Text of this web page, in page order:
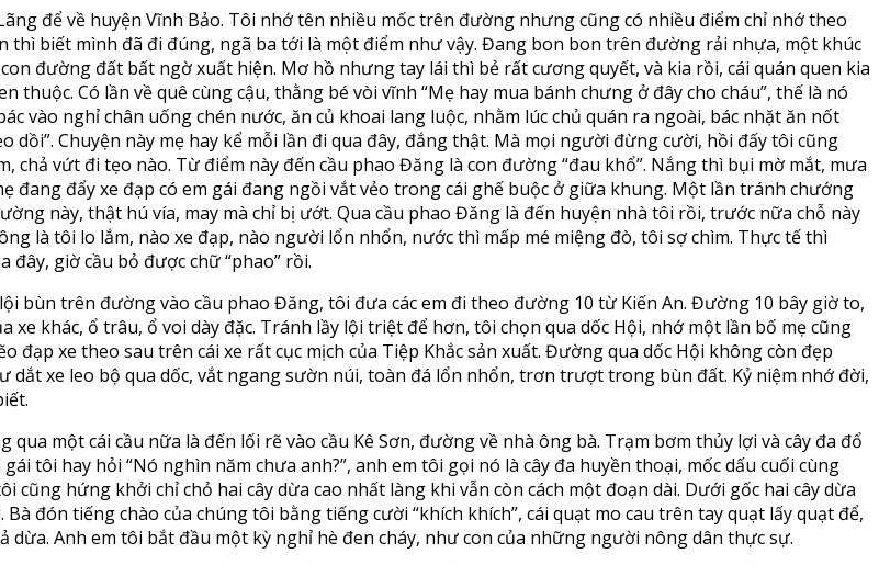
để về huyện Vĩnh Bảo. Tôi nhớ tên nhiều mốc trên đường nhưng cũng có nhiều điểm chỉ nhớ theo
thì biết mình đã đi đúng, ngã ba tới là một điểm như vậy. Đang bon bon trên đường rải nhựa, một khúc
đường đất bất ngờ xuất hiện. Mơ hồ nhưng tay lái thì bẻ rất cương quyết, và kia rồi, cái quán quen kia
thuộc. Có lần về quê cùng cậu, thằng bé vòi vĩnh “Mẹ hay mua bánh chưng ở đây cho cháu”, thế là nó
vào nghỉ chân uống chén nước, ăn củ khoai lang luộc, nhằm lúc chủ quán ra ngoài, bác nhặt ăn nốt
dồi”. Chuyện này mẹ hay kể mỗi lần đi qua đây, đắng thật. Mà mọi người đừng cười, hồi đấy tôi cũng
chả vứt đi tẹo nào. Từ điểm này đến cầu phao Đăng là con đường “đau khổ”. Nắng thì bụi mờ mắt, mưa
đang đẩy xe đạp có em gái đang ngồi vắt vẻo trong cái ghế buộc ở giữa khung. Một lần tránh chướng
này, thật hú vía, may mà chỉ bị ướt. Qua cầu phao Đăng là đến huyện nhà tôi rồi, trước nữa chỗ này
là tôi lo lắm, nào xe đạp, nào người lổn nhổn, nước thì mấp mé miệng đò, tôi sợ chìm. Thực tế thì
giờ cầu bỏ được chữ “phao” rồi.
bùn trên đường vào cầu phao Đăng, tôi đưa các em đi theo đường 10 từ Kiến An. Đường 10 bây giờ to,
khác, ổ trâu, ổ voi dày đặc. Tránh lầy lội triệt để hơn, tôi chọn qua dốc Hội, nhớ một lần bố mẹ cũng
đạp xe theo sau trên cái xe rất cục mịch của Tiệp Khắc sản xuất. Đường qua dốc Hội không còn đẹp
xe leo bộ qua dốc, vắt ngang sườn núi, toàn đá lổn nhổn, trơn trượt trong bùn đất. Kỷ niệm nhớ đời,
một cái cầu nữa là đến lối rẽ vào cầu Kê Sơn, đường về nhà ông bà. Trạm bơm thủy lợi và cây đa đổ
tôi hay hỏi “Nó nghìn năm chưa anh?”, anh em tôi gọi nó là cây đa huyền thoại, mốc dấu cuối cùng
hứng khởi chỉ chỏ hai cây dừa cao nhất làng khi vẫn còn cách một đoạn dài. Dưới gốc hai cây dừa
đón tiếng chào của chúng tôi bằng tiếng cười “khích khích”, cái quạt mo cau trên tay quạt lấy quạt để,
dừa. Anh em tôi bắt đầu một kỳ nghỉ hè đen cháy, như con của những người nông dân thực sự.